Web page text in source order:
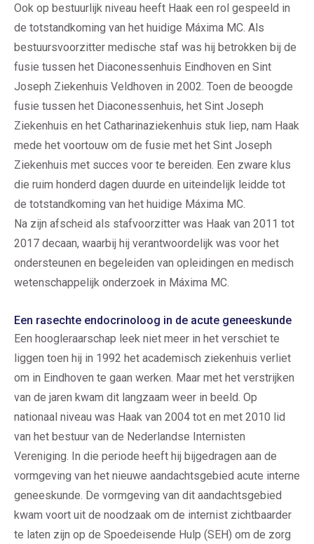
Ook op bestuurlijk niveau heeft Haak een rol gespeeld in
de totstandkoming van het huidige Máxima MC. Als
bestuursvoorzitter medische staf was hij betrokken bij de
fusie tussen het Diaconessenhuis Eindhoven en Sint
Joseph Ziekenhuis Veldhoven in 2002. Toen de beoogde
fusie tussen het Diaconessenhuis, het Sint Joseph
Ziekenhuis en het Catharinaziekenhuis stuk liep, nam Haak
mede het voortouw om de fusie met het Sint Joseph
Ziekenhuis met succes voor te bereiden. Een zware klus
die ruim honderd dagen duurde en uiteindelijk leidde tot
de totstandkoming van het huidige Máxima MC.
Na zijn afscheid als stafvoorzitter was Haak van 2011 tot
2017 decaan, waarbij hij verantwoordelijk was voor het
ondersteunen en begeleiden van opleidingen en medisch
wetenschappelijk onderzoek in Máxima MC.
Een rasechte endocrinoloog in de acute geneeskunde
Een hoogleraarschap leek niet meer in het verschiet te
liggen toen hij in 1992 het academisch ziekenhuis verliet
om in Eindhoven te gaan werken. Maar met het verstrijken
van de jaren kwam dit langzaam weer in beeld. Op
nationaal niveau was Haak van 2004 tot en met 2010 lid
van het bestuur van de Nederlandse Internisten
Vereniging. In die periode heeft hij bijgedragen aan de
vormgeving van het nieuwe aandachtsgebied acute interne
geneeskunde. De vormgeving van dit aandachtsgebied
kwam voort uit de noodzaak om de internist zichtbaarder
te laten zijn op de Spoedeisende Hulp (SEH) om de zorg